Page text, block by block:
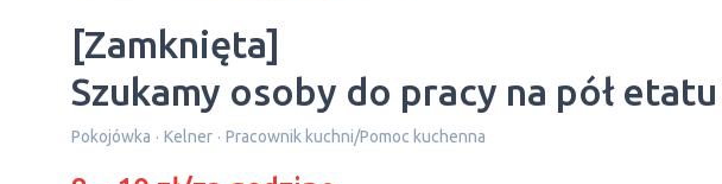
[Zamknięta]
Szukamy osoby do pracy na pół
Pokojówka Kelner Pracownik kuchni/Pomoc kuchenna